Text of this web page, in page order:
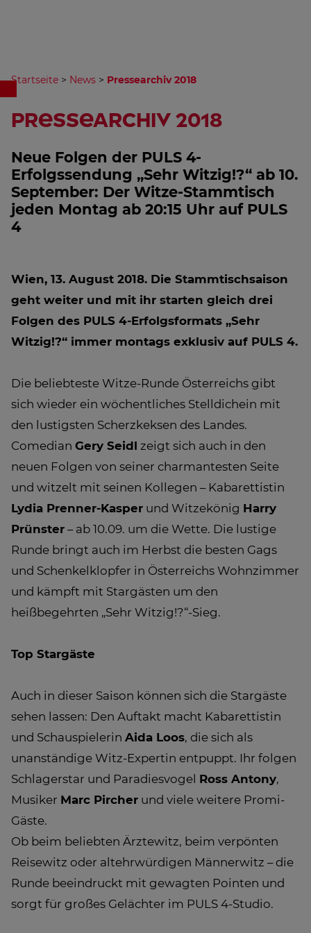
Startseite > News > Pressearchiv 2018
Pressearchiv 2018
Neue Folgen der PULS 4-
Erfolgssendung „Sehr Witzig!?“ ab 10.
September: Der Witze-Stammtisch
jeden Montag ab 20:15 Uhr auf PULS
4
Wien, 13. August 2018. Die Stammtischsaison
geht weiter und mit ihr starten gleich drei
Folgen des PULS 4-Erfolgsformats „Sehr
Witzig!?“ immer montags exklusiv auf PULS 4.
Die beliebteste Witze-Runde Österreichs gibt
sich wieder ein wöchentliches Stelldichein mit
den lustigsten Scherzkeksen des Landes.
Comedian Gery Seidl zeigt sich auch in den
neuen Folgen von seiner charmantesten Seite
und witzelt mit seinen Kollegen – Kabarettistin
Lydia Prenner-Kasper und Witzekönig Harry
Prünster – ab 10.09. um die Wette. Die lustige
Runde bringt auch im Herbst die besten Gags
und Schenkelklopfer in Österreichs Wohnzimmer
und kämpft mit Stargästen um den
heißbegehrten „Sehr Witzig!?“-Sieg.
Top Stargäste
Auch in dieser Saison können sich die Stargäste
sehen lassen: Den Auftakt macht Kabarettistin
und Schauspielerin Aida Loos, die sich als
unanständige Witz-Expertin entpuppt. Ihr folgen
Schlagerstar und Paradiesvogel Ross Antony,
Musiker Marc Pircher und viele weitere Promi-
Gäste.
Ob beim beliebten Ärztewitz, beim verpönten
Reisewitz oder altehrwürdigen Männerwitz – die
Runde beeindruckt mit gewagten Pointen und
sorgt für großes Gelächter im PULS 4-Studio.